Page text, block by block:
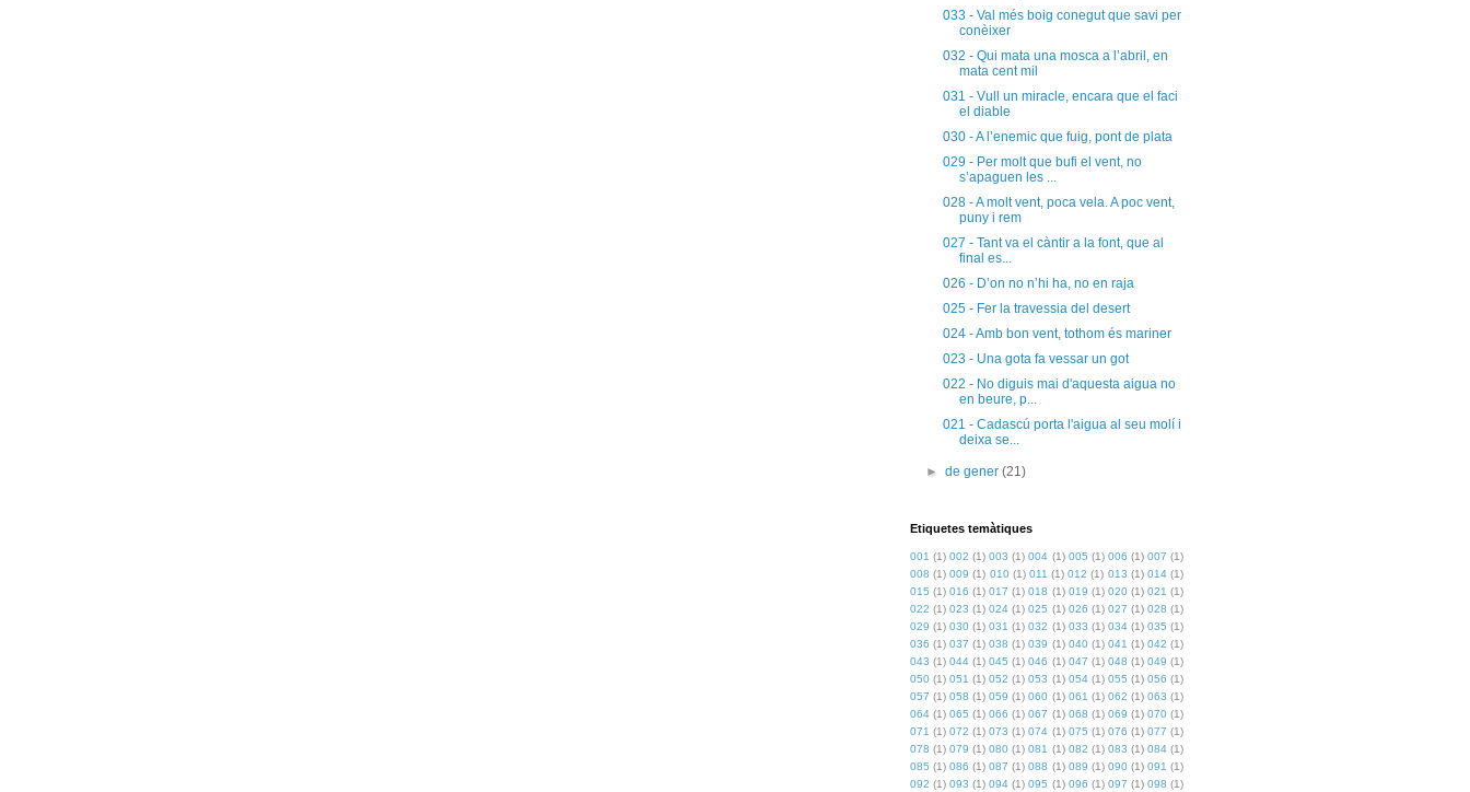
033 - Val més boig conegut que savi per
conèixer
032 - Qui mata una mosca a l’abril, en
mata cent mil
031 - Vull un miracle, encara que el faci
el diable
030 - A l’enemic que fuig, pont de plata
029 - Per molt que bufi el vent, no
s’apaguen les ...
028 - A molt vent, poca vela. A poc vent,
puny i rem
027 - Tant va el càntir a la font, que al
final es...
026 - D’on no n’hi ha, no en raja
025 - Fer la travessia del desert
024 - Amb bon vent, tothom és mariner
023 - Una gota fa vessar un got
022 - No diguis mai d'aquesta aigua no
en beure, p...
021 - Cadascú porta l'aigua al seu molí i
deixa se...
►de gener(21)
Etiquetes temàtiques
001 (1) 002 (1) 003 (1) 004 (1) 005 (1) 006 (1) 007 (1)
008 (1) 009 (1) 010 (1) 011 (1) 012 (1) 013 (1) 014 (1)
015 (1) 016 (1) 017 (1) 018 (1) 019 (1) 020 (1) 021 (1)
022 (1) 023 (1) 024 (1) 025 (1) 026 (1) 027 (1) 028 (1)
029 (1) 030 (1) 031 (1) 032 (1) 033 (1) 034 (1) 035 (1)
036 (1) 037 (1) 038 (1) 039 (1) 040 (1) 041 (1) 042 (1)
043 (1) 044 (1) 045 (1) 046 (1) 047 (1) 048 (1) 049 (1)
050 (1) 051 (1) 052 (1) 053 (1) 054 (1) 055 (1) 056 (1)
057 (1) 058 (1) 059 (1) 060 (1) 061 (1) 062 (1) 063 (1)
064 (1) 065 (1) 066 (1) 067 (1) 068 (1) 069 (1) 070 (1)
071 (1) 072 (1) 073 (1) 074 (1) 075 (1) 076 (1) 077 (1)
078 (1) 079 (1) 080 (1) 081 (1) 082 (1) 083 (1) 084 (1)
085 (1) 086 (1) 087 (1) 088 (1) 089 (1) 090 (1) 091 (1)
092 (1) 093 (1) 094 (1) 095 (1) 096 (1) 097 (1) 098 (1)